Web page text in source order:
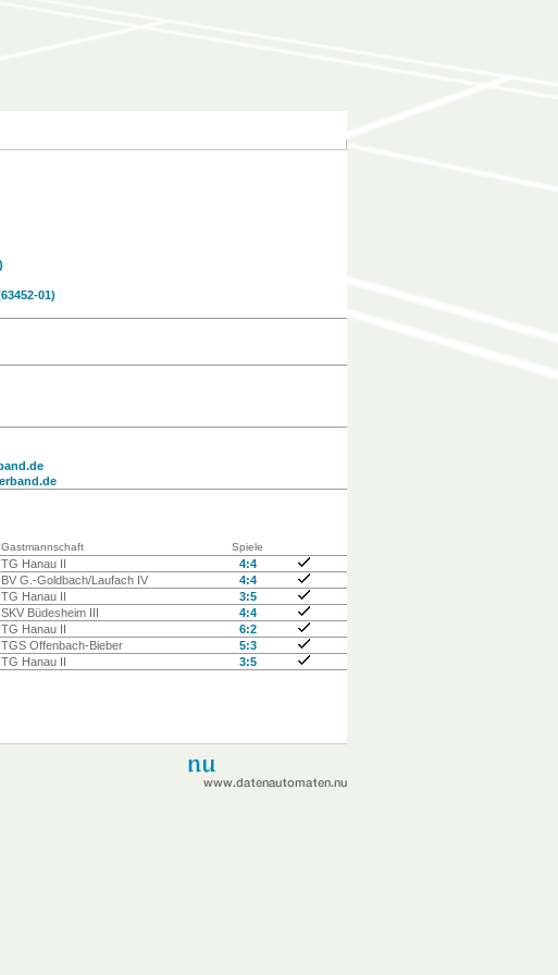
01)
Gastmannschaft Spiele
TG Hanau II
4:4
BV G.-Goldbach/Laufach IV
4:4
TG Hanau II
3:5
SKV Büdesheim III
4:4
TG Hanau II
6:2
TGS Offenbach-Bieber
5:3
TG Hanau II 3:5